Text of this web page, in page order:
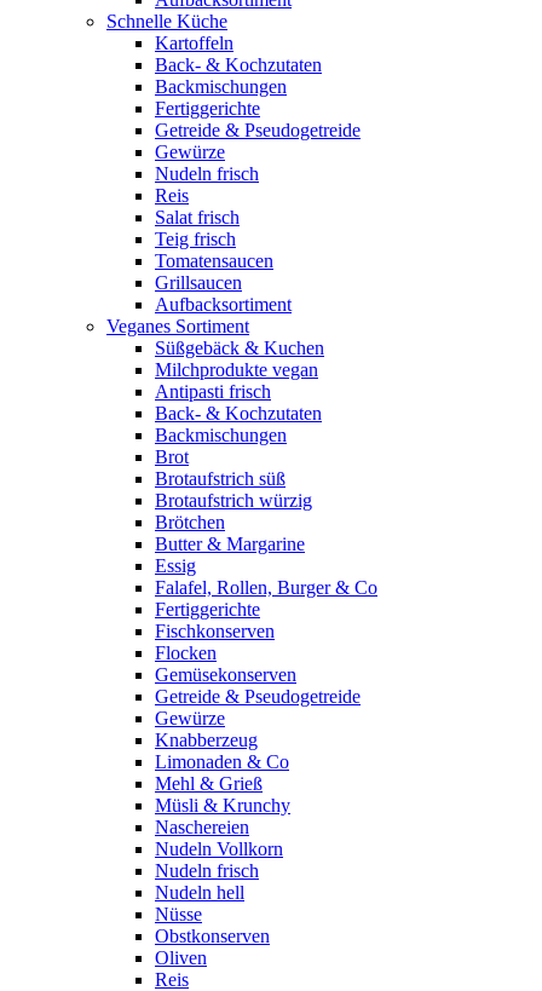
Schnelle Küche
Kartoffeln
Back- & Kochzutaten
Backmischungen
Fertiggerichte
Getreide & Pseudogetreide
Gewürze
Nudeln frisch
Reis
Salat frisch
Teig frisch
Tomatensaucen
Grillsaucen
Aufbacksortiment
Veganes Sortiment
Süßgebäck & Kuchen
Milchprodukte vegan
Antipasti frisch
Back- & Kochzutaten
Backmischungen
Brot
Brotaufstrich süß
Brotaufstrich würzig
Brötchen
Butter & Margarine
Essig
Falafel, Rollen, Burger & Co
Fertiggerichte
Fischkonserven
Flocken
Gemüsekonserven
Getreide & Pseudogetreide
Gewürze
Knabberzeug
Limonaden & Co
Mehl & Grieß
Müsli & Krunchy
Naschereien
Nudeln Vollkorn
Nudeln frisch
Nudeln hell
Nüsse
Obstkonserven
Oliven
Reis